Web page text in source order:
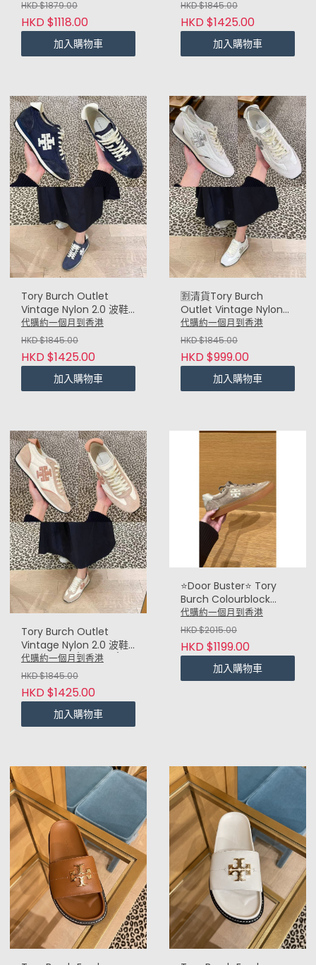
HKD $1879.00
HKD $1118.00
加入購物車
HKD $1845.00
HKD $1425.00
加入購物車
Tory Burch Outlet
Vintage Nylon 2.0 波鞋
(深藍 Navy)
代購約一個月到香港
HKD $1845.00
HKD $1425.00
加入購物車
🈹️清貨Tory Burch
Outlet Vintage Nylon
2.0 波鞋 (白 White)
代購約一個月到香港
HKD $1845.00
HKD $999.00
加入購物車
Tory Burch Outlet
Vintage Nylon 2.0 波鞋
(奶茶 Ivory / Malva /
Lino)
代購約一個月到香港
HKD $1845.00
HKD $1425.00
加入購物車
⭐Door Buster⭐ Tory
Burch Colourblock
sneaker 拼色波鞋 (深灰
Dark Grey)
代購約一個月到香港
HKD $2015.00
HKD $1199.00
加入購物車